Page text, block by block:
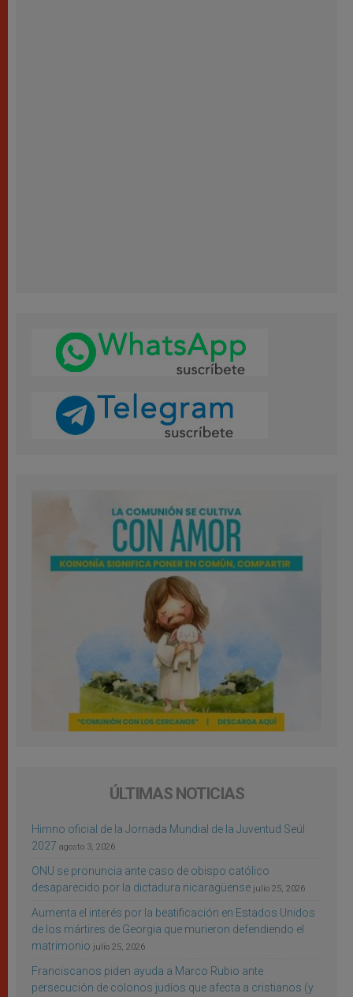
ÚLTIMAS NOTICIAS
Himno oficial de la Jornada Mundial de la Juventud Seúl
2027 agosto 3, 2026
ONU se pronuncia ante caso de obispo católico
desaparecido por la dictadura nicaragüense julio 25, 2026
Aumenta el interés por la beatificación en Estados Unidos
de los mártires de Georgia que murieron defendiendo el
matrimonio julio 25, 2026
Franciscanos piden ayuda a Marco Rubio ante
persecución de colonos judíos que afecta a cristianos (y